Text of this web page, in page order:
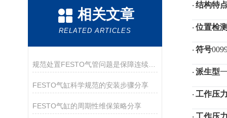
相关文章
RELATED ARTICLES
规范处置FESTO气管问题是保障连续供气的关键
FESTO气缸科学规范的安装步骤分享
FESTO气缸的周期性维保策略分享
· 结构特
· 位置检
· 符号
· 派生型
· 工作压
工作压